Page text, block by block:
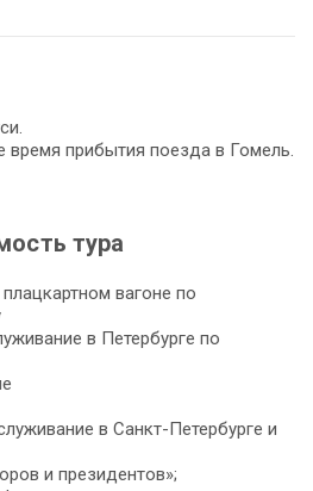
время прибытия поезда в Гомель.
тура
вагоне по
в Петербурге по
в Санкт-Петербурге и
и президентов»;